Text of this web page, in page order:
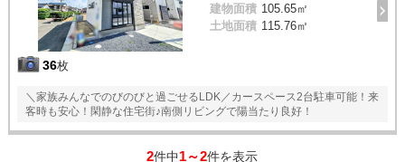
36枚
建物面積 105.65㎡
土地面積 115.76㎡
＼家族みんなでのびのびと過ごせるLDK／カースペース2台駐車可能！来
客時も安心！閑静な住宅街♪南側リビングで陽当たり良好！
2件中1～2件を表示